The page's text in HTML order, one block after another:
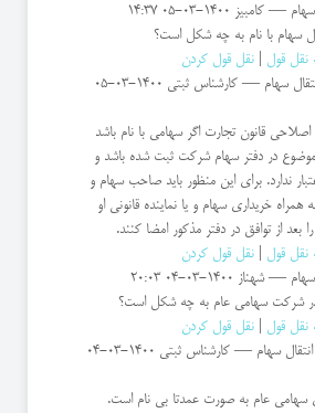
— کامبیز 1400-03-05 14:37
سهام با نام به چه شکل است؟
نقل قول
نقل قول کردن
سهام — کارشناس ثبتی
1400-03-05
40 لایحه اصلاحی قانون تجارت اگر سهامی با نام باشد
موضوع در دفتر سهام شرکت ثبت شده باشد و
ندارد. برای این منظور باید صاحب سهام و
همراه خریداری سهام و یا نماینده قانونی او
بعد از توافق در دفتر مذکور امضا کنند.
نقل قول
نقل قول کردن
—شهناز 1400-03-04 20:03
در شرکت سهامی عام به چه شکل است؟
نقل قول
نقل قول کردن
سهام — کارشناس ثبتی
1400-03-04
عام به صورت عمدتا بی نام است.